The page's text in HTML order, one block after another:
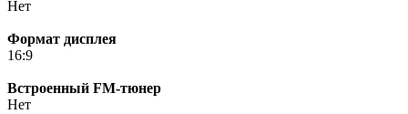
Нет
Формат дисплея
16:9
Встроенный FM-тюнер
Нет